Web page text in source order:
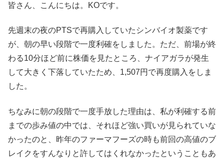
皆さん、こんにちは。KOです。
先週末の夜のPTSで再購入していたシンバイオ製薬です
が、朝の早い段階で一度利確をしました。ただ、前場が終
わる10分ほど前に株価を見たところ、ナイアガラが発生
して大きく下落していたため、1,507円で再度購入をしま
した。
ちなみに朝の段階で一度手放した理由は、私が利確する前
までの歩み値の中では、それほど強い買いが見られていな
かったのと、昨年のファーマフーズの時も前回の高値のブ
レイクをすんなりと許してはくれなかったということもあ